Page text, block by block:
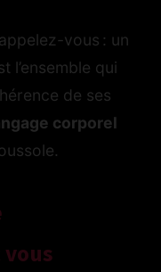
vous : un
l’ensemble qui
de ses
corporel